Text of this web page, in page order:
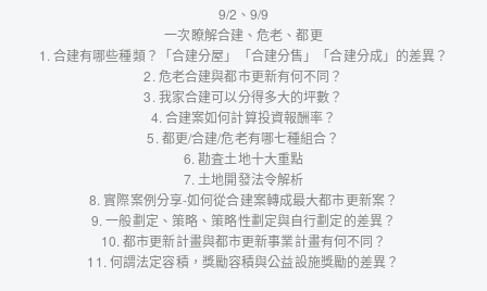
9/2、9/9
一次瞭解合建、危老、都更
1. 合建有哪些種類？「合建分屋」「合建分售」「合建分成」的差異？
2. 危老合建與都市更新有何不同？
3. 我家合建可以分得多大的坪數？
4. 合建案如何計算投資報酬率？
5. 都更/合建/危老有哪七種組合？
6. 勘査土地十大重點
7. 土地開發法令解析
8. 實際案例分享-如何從合建案轉成最大都市更新案？
9. 一般劃定、策略、策略性劃定與自行劃定的差異？
10. 都市更新計畫與都市更新事業計畫有何不同？
11. 何謂法定容積，獎勵容積與公益設施獎勵的差異？